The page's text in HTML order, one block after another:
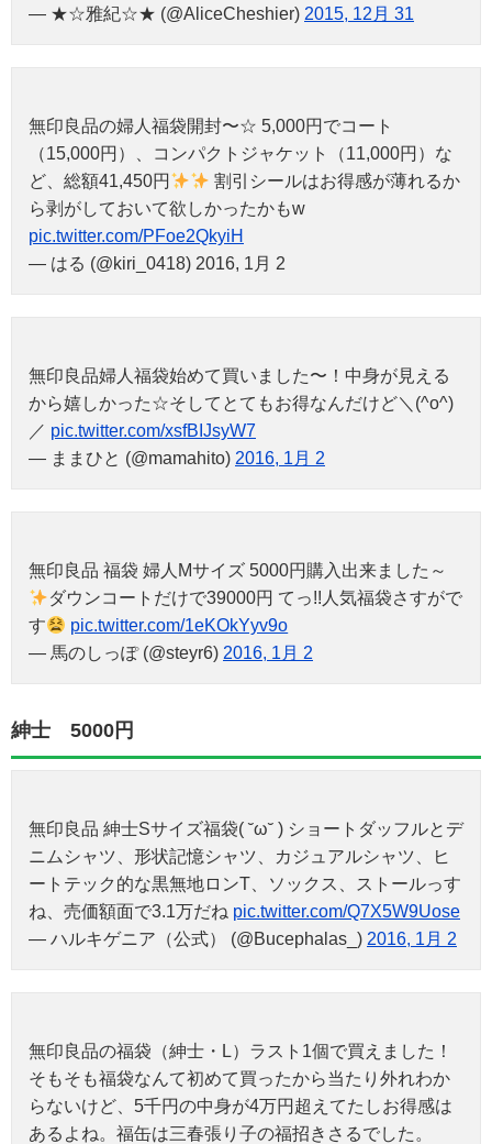
— ★☆雅紀☆★ (@AliceCheshier) 2015, 12月 31
無印良品の婦人福袋開封〜☆ 5,000円でコート
（15,000円）、コンパクトジャケット（11,000円）な
ど、総額41,450円
割引シールはお得感が薄れるか
ら剥がしておいて欲しかったかもw
pic.twitter.com/PFoe2QkyiH
— はる (@kiri_0418) 2016, 1月 2
無印良品婦人福袋始めて買いました〜！中身が見える
から嬉しかった☆そしてとてもお得なんだけど＼(^o^)
／ pic.twitter.com/xsfBIJsyW7
— ままひと (@mamahito) 2016, 1月 2
無印良品 福袋 婦人Mサイズ 5000円購入出来ました～
ダウンコートだけで39000円 てっ!!人気福袋さすがで
す
pic.twitter.com/1eKOkYyv9o
— 馬のしっぽ (@steyr6) 2016, 1月 2
紳士 5000円
無印良品 紳士Sサイズ福袋( ˘ω˘ ) ショートダッフルとデ
ニムシャツ、形状記憶シャツ、カジュアルシャツ、ヒ
ートテック的な黒無地ロンT、ソックス、ストールっす
ね、売価額面で3.1万だね pic.twitter.com/Q7X5W9Uose
— ハルキゲニア（公式） (@Bucephalas_) 2016, 1月 2
無印良品の福袋（紳士・L）ラスト1個で買えました！
そもそも福袋なんて初めて買ったから当たり外れわか
らないけど、5千円の中身が4万円超えてたしお得感は
あるよね。福缶は三春張り子の福招きさるでした。